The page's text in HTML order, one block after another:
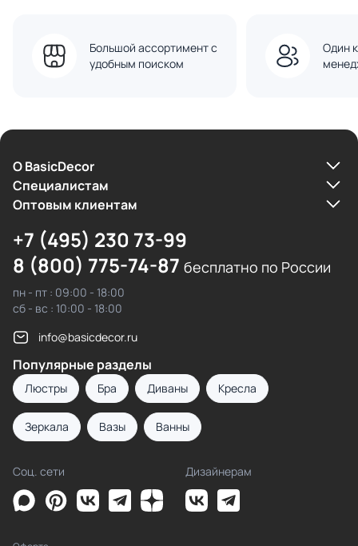
Большой ассортимент с
удобным поиском
Один
О BasicDecor
Cпециалистам
Оптовым клиентам
+7 (495) 230 73-99
8 (800) 775-74-87 бесплатно по России
пн - пт : 09:00 - 18:00
сб - вс : 10:00 - 18:00
info@basicdecor.ru
Популярные разделы
Люстры Бра Диваны Кресла
Зеркала Вазы Ванны
Соц. сети Дизайнерам